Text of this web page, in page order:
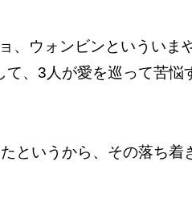
、ウォンビンといういま
、3人が愛を巡って苦悩
というから、その落ち着